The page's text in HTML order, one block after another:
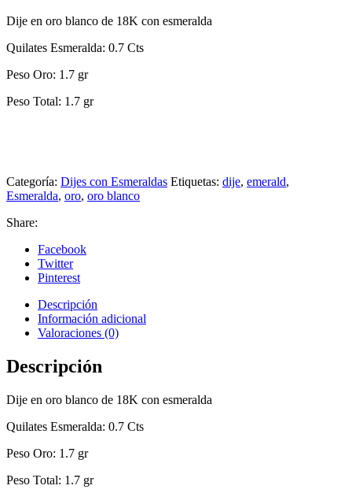
Dije en oro blanco de 18K con esmeralda
Quilates Esmeralda: 0.7 Cts
Peso Oro: 1.7 gr
Peso Total: 1.7 gr
Categoría: Dijes con Esmeraldas Etiquetas: dije, emerald,
Esmeralda, oro, oro blanco
Share:
Facebook
Twitter
Pinterest
Descripción
Información adicional
Valoraciones (0)
Descripción
Dije en oro blanco de 18K con esmeralda
Quilates Esmeralda: 0.7 Cts
Peso Oro: 1.7 gr
Peso Total: 1.7 gr